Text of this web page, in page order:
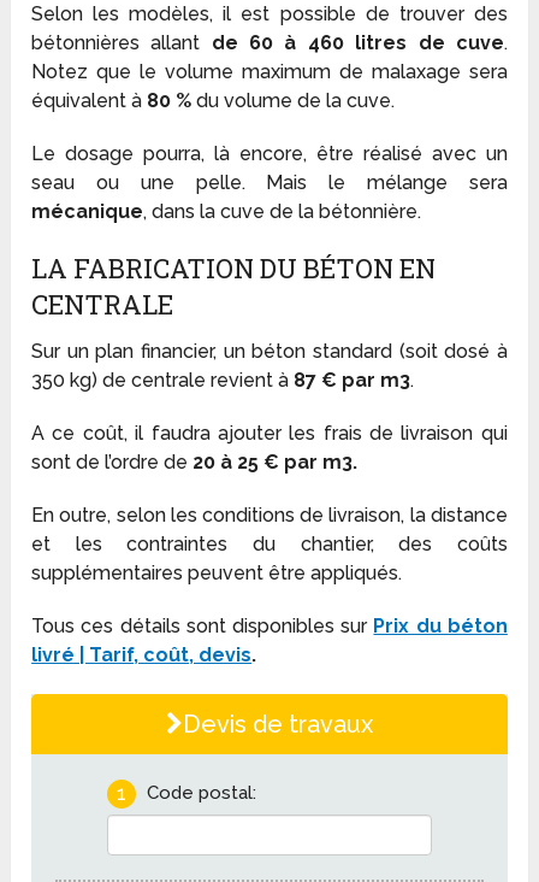
Selon les modèles, il est possible de trouver des
bétonnières allant de 60 à 460 litres de cuve.
Notez que le volume maximum de malaxage sera
équivalent à 80 % du volume de la cuve.
Le dosage pourra, là encore, être réalisé avec un
seau ou une pelle. Mais le mélange sera
mécanique, dans la cuve de la bétonnière.
LA FABRICATION DU BÉTON EN
CENTRALE
Sur un plan financier, un béton standard (soit dosé à
350 kg) de centrale revient à 87 € par m3.
A ce coût, il faudra ajouter les frais de livraison qui
sont de l’ordre de 20 à 25 € par m3.
En outre, selon les conditions de livraison, la distance
et les contraintes du chantier, des coûts
supplémentaires peuvent être appliqués.
Tous ces détails sont disponibles sur Prix du béton
livré | Tarif, coût, devis.
Devis de travaux
1 Code postal: